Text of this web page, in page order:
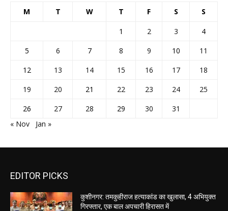
M T W T F S S
1 2 3
4
5
6 7 8 9 10
11
12
13 14 15 16 17
18
19
20 21 22 23 24
25
26
27 28 29 30
31
« Nov
Jan »
EDITOR PICKS
कुशीनगर: तमकुहीराज हत्याकांड का खुलासा, 4 अभियुक्त
गिरफ्तार, एक बाल अपचारी हिरासत में